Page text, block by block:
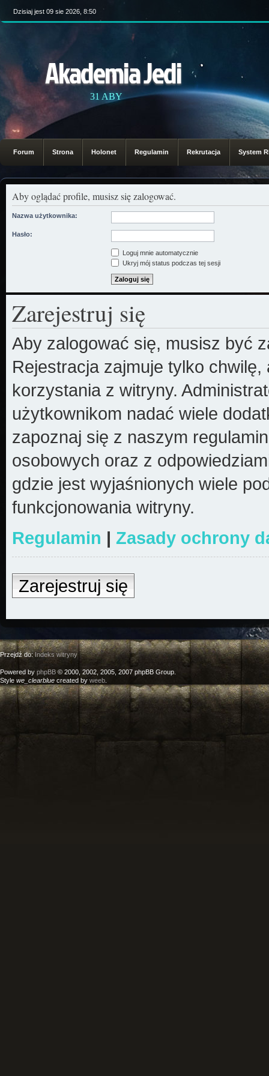
Dzisiaj jest 09 sie 2026, 8:50
Akademia Jedi
31 ABY
Forum Strona Holonet Regulamin Rekrutacja System
Aby oglądać profile, musisz się zalogować.
Nazwa użytkownika:
Hasło:
Loguj mnie automatycznie
Ukryj mój status podczas tej sesji
Zarejestruj się
Aby zalogować się, musisz być
Rejestracja zajmuje tylko
korzystania z witryny.
użytkownikom nadać wiele
zapoznaj się z naszym
osobowych oraz z
gdzie jest wyjaśnionych wiele
funkcjonowania witryny.
Regulamin | Zasady ochrony
Zarejestruj się
Przejdź do:Indeks witryny
Powered by phpBB © 2000, 2002, 2005, 2007 phpBB Group.
Style we_clearblue created by weeb